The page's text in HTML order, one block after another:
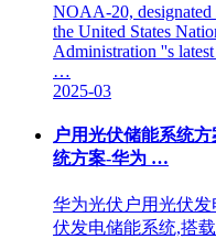
NOAA-20, designated
the United States
Administration ''s
…
2025-03
户用光伏储能系统
统方案-华为 …
华为光伏户用光伏
伏发电储能系统,搭